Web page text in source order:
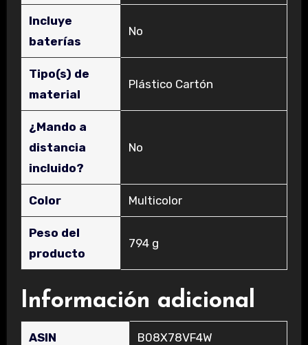
Incluye
baterías
‎No
Tipo(s) de
material
‎Plástico Cartón
¿Mando a
distancia
incluido?
‎No
Color ‎Multicolor
Peso del
producto
‎794 g
Información adicional
ASIN B08X78VF4W